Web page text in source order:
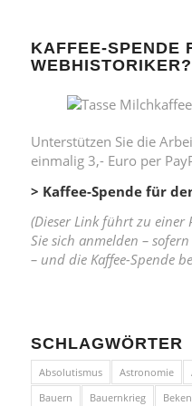
KAFFEE-SPENDE
WEBHISTORIKER?
Unterstützen Sie die
einmalig 3,- Euro per
> Kaffee-Spende für
(Dieser Link führt zu einer
Sie sich anmelden –
– und die Kaffee-Spende
SCHLAGWÖRTER
Absolutismus Astronomie
Bauern
Bauernkrieg